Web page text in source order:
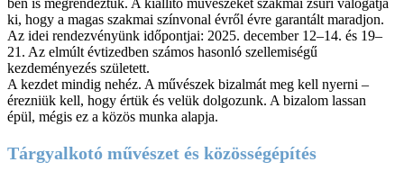
ki, hogy a magas szakmai színvonal évről évre garantált maradjon.
Az idei rendezvényünk időpontjai: 2025. december 12–14. és 19–
21. Az elmúlt évtizedben számos hasonló szellemiségű
kezdeményezés született.
A kezdet mindig nehéz. A művészek bizalmát meg kell nyerni –
érezniük kell, hogy értük és velük dolgozunk. A bizalom lassan
épül, mégis ez a közös munka alapja.
Tárgyalkotó művészet és közösségépítés